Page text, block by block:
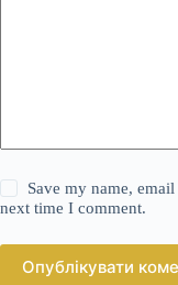
Save my name,
next time I comment.
Опублікувати